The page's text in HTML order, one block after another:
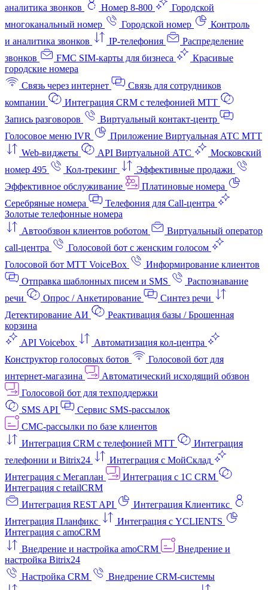
аналитика звонков
Номер 8-800
Городской
многоканальный номер
Городской номер
Контроль
и аналитика звонков
IP-телефония
Распределение
звонков
FMC SIM-карты для бизнеса
Красивые
городские номера
Связь через интернет
Связь для сотрудников
компании
Интеграция CRM с телефонией МТТ
Запись разговоров
Виртуальный контакт‑центр
Голосовое меню IVR
Приложение Виртуальная АТС МТТ
Web-виджеты
API Виртуальной АТС
Московский
номер 495
Кол-трекинг
Эффективные продажи
Эффективное обслуживание
Платиновые номера
Серебряные номера
Телефония для Call-центра
Золотые телефонные номера
Автообзвон клиентов роботом
Виртуальный оператор
call-центра
Голосовой бот с женским голосом
Голосовой бот МТТ VoiceBox
Информирование клиентов
Отправка шаблонных писем и SMS
Распознавание
речи
Опрос / Анкетирование
Синтез речи
Детектирование АИ
Реактивация базы / Брошенная
корзина
API Voicebox
Автоматизация кол‑центра
Конструктор голосовых ботов
Голосовой бот для
интернет‑магазина
Автоматический исходящий обзвон
Голосовой бот для техподдержки
SMS API
Сервис SMS-рассылок
СМС-рассылки по базе клиентов
Интеграция CRM с телефонией МТТ
Интеграция
телефонии и Bitrix24
Интеграция с МойСклад
Интеграция с Мегаплан
Интеграция с 1C CRM
Интеграция с retailCRM
Интеграция REST API
Интеграция Клиентикс
Интеграция Планфикс
Интеграция с YCLIENTS
Интеграция с amoCRM
Внедрение и настройка amoCRM
Внедрение и
настройка Bitrix24
Настройка CRM
Внедрение CRM-системы